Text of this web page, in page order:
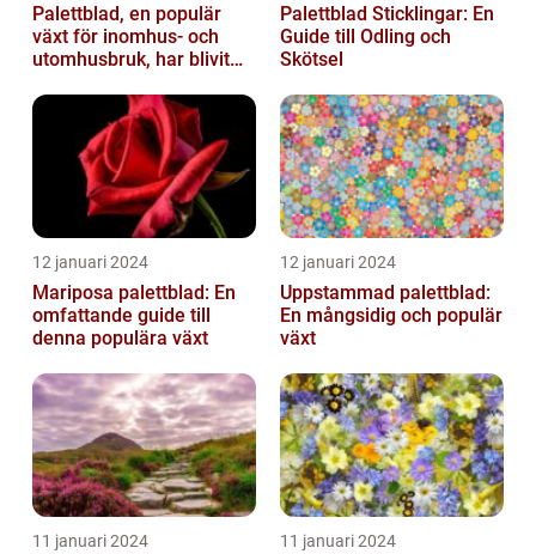
Palettblad, en populär
växt för inomhus- och
utomhusbruk, har blivit
trädg...
Palettblad Sticklingar: En
Guide till Odling och
Skötsel
12 januari 2024
Mariposa palettblad: En
omfattande guide till
denna populära växt
12 januari 2024
Uppstammad palettblad:
En mångsidig och populär
växt
11 januari 2024 11 januari 2024